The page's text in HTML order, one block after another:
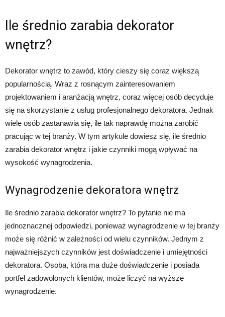
Ile średnio zarabia dekorator
wnętrz?
Dekorator wnętrz to zawód, który cieszy się coraz większą
popularnością. Wraz z rosnącym zainteresowaniem
projektowaniem i aranżacją wnętrz, coraz więcej osób decyduje
się na skorzystanie z usług profesjonalnego dekoratora. Jednak
wiele osób zastanawia się, ile tak naprawdę można zarobić
pracując w tej branży. W tym artykule dowiesz się, ile średnio
zarabia dekorator wnętrz i jakie czynniki mogą wpływać na
wysokość wynagrodzenia.
Wynagrodzenie dekoratora wnętrz
Ile średnio zarabia dekorator wnętrz? To pytanie nie ma
jednoznacznej odpowiedzi, ponieważ wynagrodzenie w tej branży
może się różnić w zależności od wielu czynników. Jednym z
najważniejszych czynników jest doświadczenie i umiejętności
dekoratora. Osoba, która ma duże doświadczenie i posiada
portfel zadowolonych klientów, może liczyć na wyższe
wynagrodzenie.